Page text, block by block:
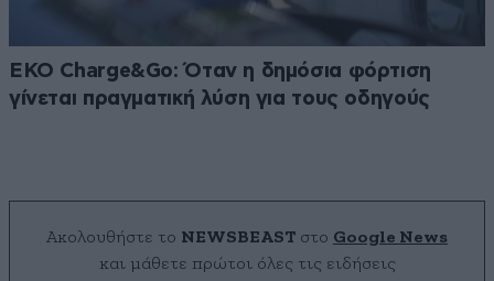
EKO Charge&Go: Όταν η δημόσια φόρτιση
γίνεται πραγματική λύση για τους οδηγούς
Ακολουθήστε το NEWSBEAST στο Google News
και μάθετε πρώτοι όλες τις ειδήσεις